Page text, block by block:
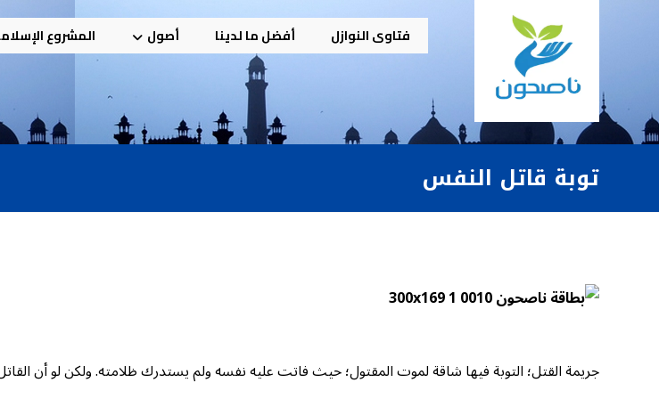
فتاوى النوازل أفضل ما لدينا أصول المشروع
توبة قاتل النفس
جريمة القتل؛ التوبة فيها شاقة لموت المقتول؛ حيث فاتت عليه نفسه ولم يستدرك ظلامته. ولكن لو أن